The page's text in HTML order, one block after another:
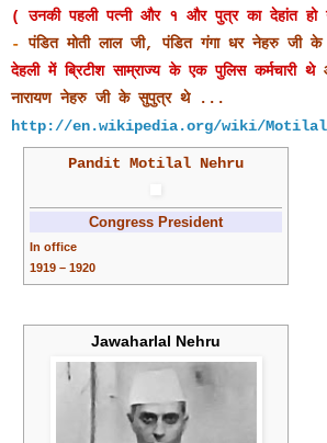
( उनकी पहली पत्नी और १ और पुत्र का देहांत हो
-पंडित मोती लाल जी,पंडितगंगा धर नेहरु जी के
देहली में ब्रिटीश साम्राज्य के एक पुलिस कर्मचारी थे
नारायण नेहरु जी के सुपुत्र थे ...
http://en.wikipedia.org/wiki/
Pandit Motilal Nehru
Congress President
In office
1919 – 1920
Jawaharlal Nehru